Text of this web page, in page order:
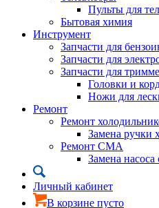
Пульты для
Бытовая химия
Инструмент
Запчасти для
Запчасти для
Запчасти для
Головки и
Ножи для
Ремонт
Ремонт
Замена ручки
Ремонт СМА
Замена
Личный кабинет
В корзине пусто